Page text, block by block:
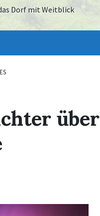
Dorf mit Weitblick
über